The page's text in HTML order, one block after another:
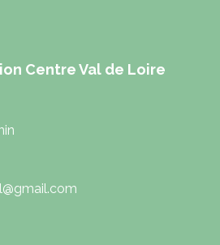
Centre Val de Loire